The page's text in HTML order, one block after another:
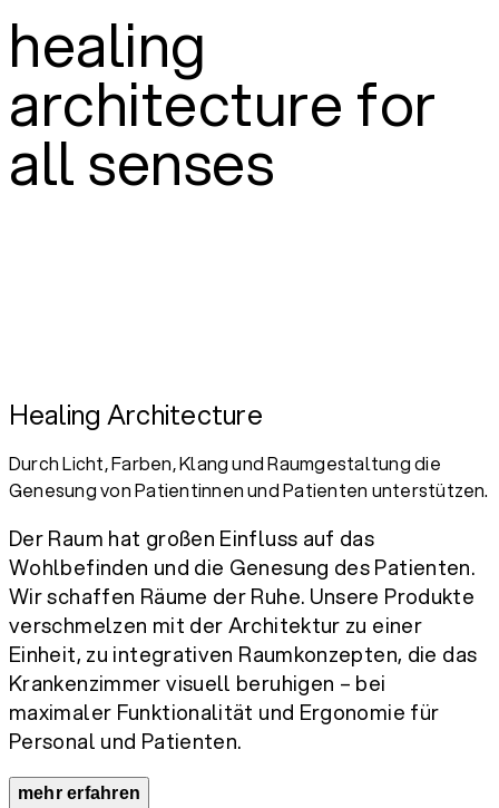
healing
architecture for
all senses
Healing Architecture
Durch Licht, Farben, Klang und Raumgestaltung die
Genesung von Patientinnen und Patienten unterstützen.
Der Raum hat großen Einfluss auf das
Wohlbefinden und die Genesung des Patienten.
Wir schaffen Räume der Ruhe. Unsere Produkte
verschmelzen mit der Architektur zu einer
Einheit, zu integrativen Raumkonzepten, die das
Krankenzimmer visuell beruhigen – bei
maximaler Funktionalität und Ergonomie für
Personal und Patienten.
mehr erfahren